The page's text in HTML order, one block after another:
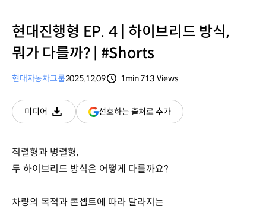
현대진행형 EP. 4 | 하이브리드 방식,
뭐가 다를까? | #Shorts
현대자동차그룹2025.12.09
1min713 Views
미디어
다운로드
선호하는 출처로 추가(새
창
직렬형과 병렬형,
두 하이브리드 방식은 어떻게 다를까요?
차량의 목적과 콘셉트에 따라 달라지는